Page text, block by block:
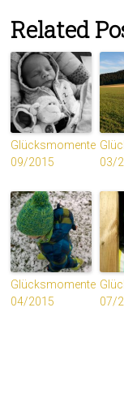
Related
Glücksmomente
09/2015
03/
Glücksmomente
04/2015
07/